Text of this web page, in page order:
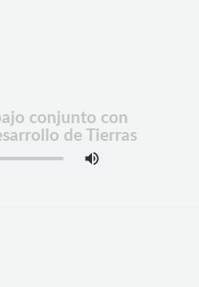
conjunto con
de Tierras